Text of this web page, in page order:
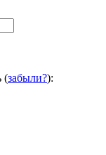
(забыли?):